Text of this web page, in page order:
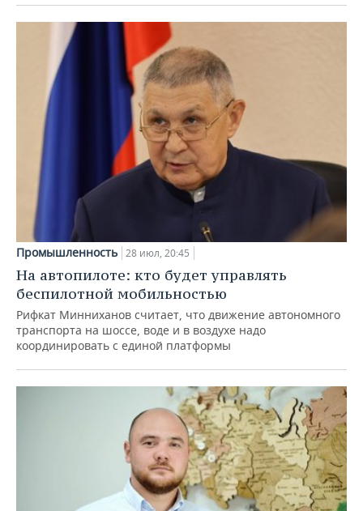
Промышленность 28 июл, 20:45
На автопилоте: кто будет управлять
беспилотной мобильностью
Рифкат Минниханов считает, что движение автономного
транспорта на шоссе, воде и в воздухе надо
координировать с единой платформы